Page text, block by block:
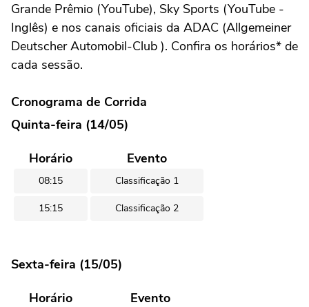
Grande Prêmio (YouTube), Sky Sports (YouTube -
Inglês) e nos canais oficiais da ADAC (Allgemeiner
Deutscher Automobil-Club ). Confira os horários* de
cada sessão.
Cronograma de Corrida
Quinta-feira (14/05)
Horário Evento
08:15 Classificação 1
15:15 Classificação 2
Sexta-feira (15/05)
Horário Evento